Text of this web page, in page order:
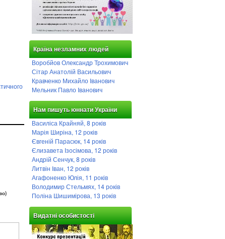
Країна незламних людей
Воробйов Олександр Трохимович
Сітар Анатолій Васильович
Кравченко Михайло Іванович
Мельник Павло Іванович
Нам пишуть юннати України
Василіса Крайняй, 8 років
Марія Ширіна, 12 років
Євгеній Парасюк, 14 років
Єлизавета Ізосімова, 12 років
Андрій Сенчук, 8 років
Литвін Іван, 12 років
Агафоненко Юлія, 11 років
Володимир Стельмях, 14 років
Поліна Шишимірова, 13 років
Видатні особистості